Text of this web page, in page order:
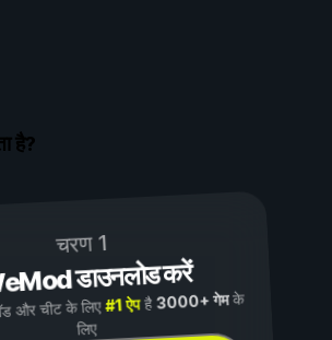
है?
चरण 1
डाउनलोड करें
और चीट के लिए#1 ऐपहै3000+ गेमके
लिए